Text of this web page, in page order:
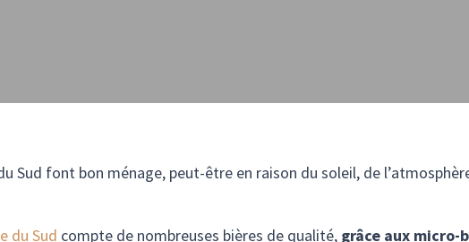
Sud font bon ménage, peut-être en raison du soleil, de
du Sud compte de nombreuses bières de qualité, grâce aux micro-